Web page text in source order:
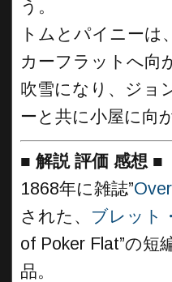
う。
トムとパイニーは
カーフラットへ向
吹雪になり、ジョ
ーと共に小屋に向
■ 解説 評価 感想 ■
1868年に雑誌”
された、 ブレット
of Poker Flat”の短
品。